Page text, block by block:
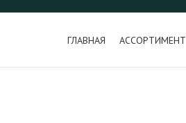
ГЛАВНАЯ АССОРТИМЕНТ